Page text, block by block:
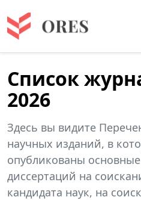
Список
2026
Здесь вы видите
научных изданий, в
опубликованы
диссертаций на
кандидата наук, на